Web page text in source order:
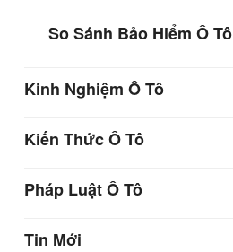
So Sánh Bảo Hiểm Ô Tô
Kinh Nghiệm Ô Tô
Kiến Thức Ô Tô
Pháp Luật Ô Tô
Tin Mới